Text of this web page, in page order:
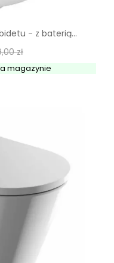
- z baterią...
zł
magazynie